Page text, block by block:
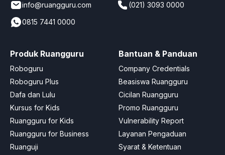
info@ruangguru.com
(021) 3093 0000
0815 7441 0000
Produk Ruangguru
Roboguru
Roboguru Plus
Dafa dan Lulu
Kursus for Kids
Ruangguru for Kids
Ruangguru for Business
Ruanguji
Bantuan & Panduan
Company Credentials
Beasiswa Ruangguru
Cicilan Ruangguru
Promo Ruangguru
Vulnerability Report
Layanan Pengaduan
Syarat & Ketentuan